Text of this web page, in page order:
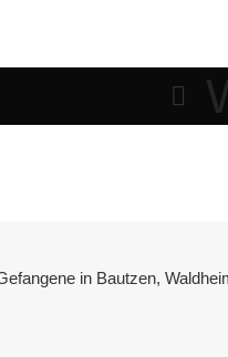
in Bautzen,